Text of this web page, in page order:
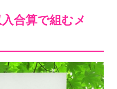
合算で組むメ